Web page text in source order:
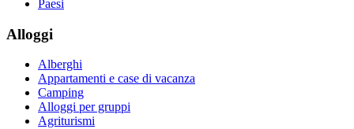
Paesi
Alloggi
Alberghi
Appartamenti e case di vacanza
Camping
Alloggi per gruppi
Agriturismi